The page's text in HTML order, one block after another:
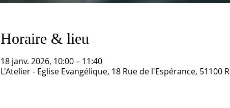
Horaire & lieu
18 janv. 2026, 10:00 – 11:40
L'Atelier - Eglise Evangélique, 18 Rue de l'Espérance, 51100